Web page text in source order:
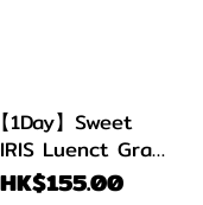
【1Day】Sweet
Luenct Gray
日抛｜1盒10片
HK$155.00